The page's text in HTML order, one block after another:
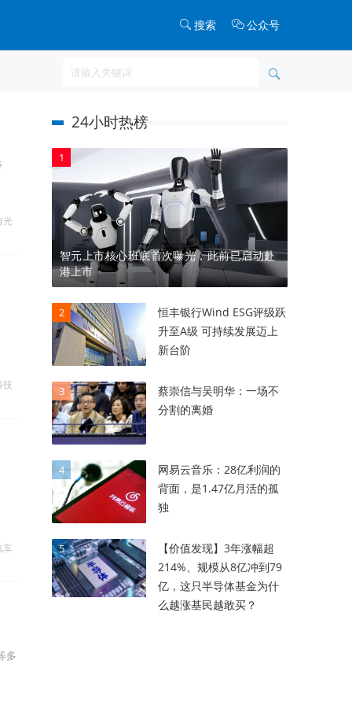
搜索 公众号
光
技
车
多
24小时热榜
1
智元上市核心班底首次曝光，此前已启动赴
港上市
2
恒丰银行Wind ESG评级跃
升至A级 可持续发展迈上
新台阶
3
蔡崇信与吴明华：一场不
分割的离婚
4
网易云音乐：28亿利润的
背面，是1.47亿月活的孤
独
5
【价值发现】3年涨幅超
214%、规模从8亿冲到79
亿，这只半导体基金为什
么越涨基民越敢买？